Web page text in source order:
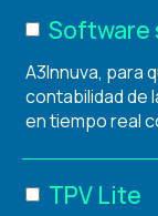
Software
A3Innuva, para
contabilidad de
en tiempo real
TPV Lite